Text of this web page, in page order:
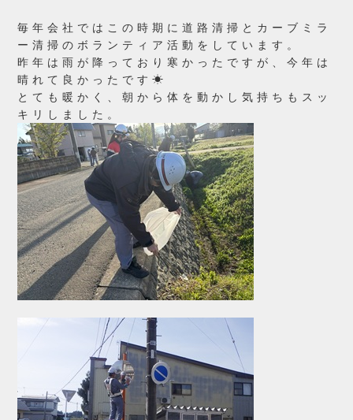
毎年会社ではこの時期に道路清掃とカーブミラ
ー清掃のボランティア活動をしています。
昨年は雨が降っており寒かったですが、今年は
晴れて良かったです☀
とても暖かく、朝から体を動かし気持ちもスッ
キリしました。